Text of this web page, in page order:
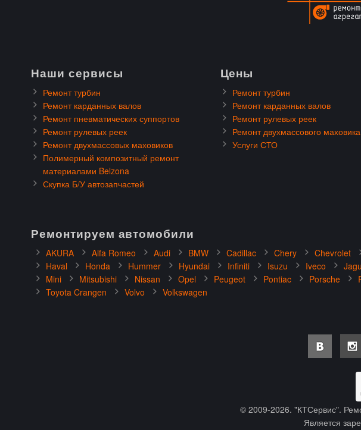
Наши сервисы
Ремонт турбин
Ремонт карданных валов
Ремонт пневматических суппортов
Ремонт рулевых реек
Ремонт двухмассовых маховиков
Полимерный композитный ремонт
материалами Belzona
Скупка Б/У автозапчастей
Цены
Ремонт турбин
Ремонт карданных валов
Ремонт рулевых реек
Ремонт двухмассового маховика
Услуги СТО
Ремонтируем автомобили
AKURA Alfa Romeo Audi BMW Cadillac Chery Chevrolet
Haval
Honda Hummer Hyundai Infiniti Isuzu Iveco
Mini
Mitsubishi Nissan Opel Peugeot Pontiac Porsche
Toyota Crangen
Volvo Volkswagen
© 2009-2026. "КТСервис".
Является